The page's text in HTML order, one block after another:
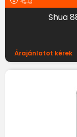
Shua
Árajánlatot kérek